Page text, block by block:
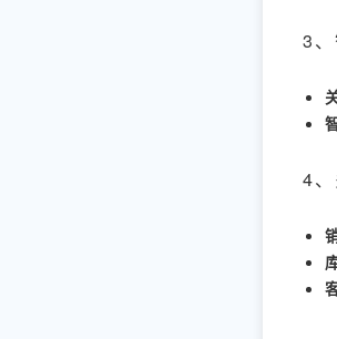
3
4